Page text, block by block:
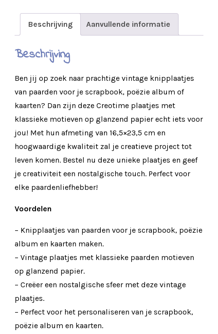
Beschrijving Aanvullende informatie
Beschrijving
Ben jij op zoek naar prachtige vintage knipplaatjes
van paarden voor je scrapbook, poëzie album of
kaarten? Dan zijn deze Creotime plaatjes met
klassieke motieven op glanzend papier echt iets voor
jou! Met hun afmeting van 16,5×23,5 cm en
hoogwaardige kwaliteit zal je creatieve project tot
leven komen. Bestel nu deze unieke plaatjes en geef
je creativiteit een nostalgische touch. Perfect voor
elke paardenliefhebber!
Voordelen
– Knipplaatjes van paarden voor je scrapbook, poëzie
album en kaarten maken.
– Vintage plaatjes met klassieke paarden motieven
op glanzend papier.
– Creëer een nostalgische sfeer met deze vintage
plaatjes.
– Perfect voor het personaliseren van je scrapbook,
poëzie album en kaarten.